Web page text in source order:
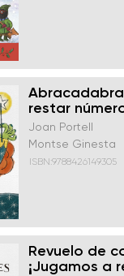
restar
Joan Portell
Montse Ginesta
ISBN:9788426149305
Revuelo de
¡Jugamos a